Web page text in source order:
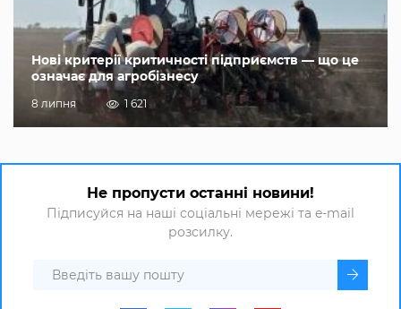
Нові критерії критичності підприємств — що це
означає для агробізнесу
8 липня 1 621
Не пропусти останні новини!
Підписуйся на наші соціальні мережі та e-mail
розсилку.